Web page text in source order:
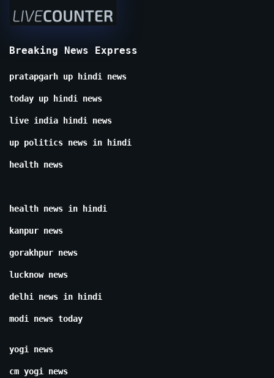
Breaking News Express
pratapgarh up hindi news
today up hindi news
live india hindi news
up politics news in hindi
health news
health news in hindi
kanpur news
gorakhpur news
lucknow news
delhi news in hindi
modi news today
yogi news
cm yogi news